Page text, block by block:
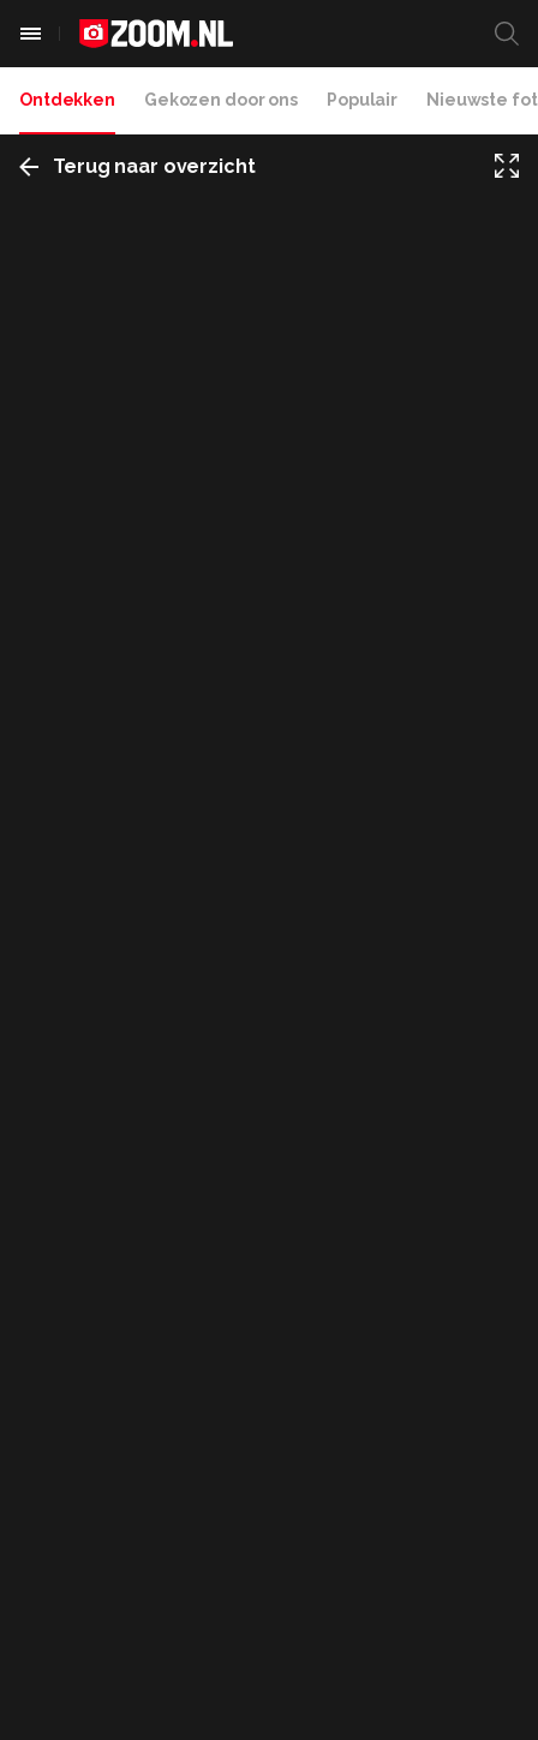
Ontdekken Gekozen door ons Populair Nieuwste
Terug naar overzicht